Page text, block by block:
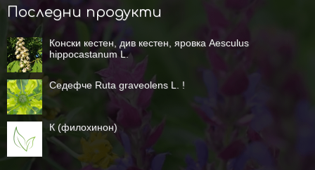
Последни продукти
Конски кестен, див кестен, яровка Aesculus
hippocastanum L.
Седефче Ruta graveolens L. !
К (филохинон)